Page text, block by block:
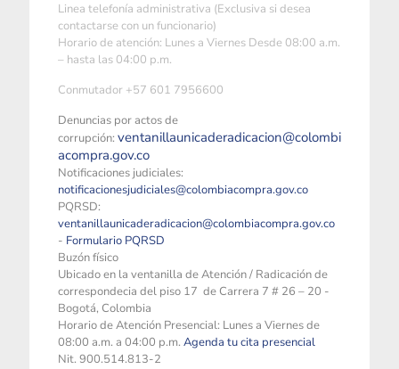
Linea telefonía administrativa (Exclusiva si desea
contactarse con un funcionario)
Horario de atención: Lunes a Viernes Desde 08:00 a.m.
– hasta las 04:00 p.m.
Conmutador +57 601 7956600
Denuncias por actos de
corrupción: ventanillaunicaderadicacion@colombi
acompra.gov.co
Notificaciones judiciales:
notificacionesjudiciales@colombiacompra.gov.co
PQRSD:
ventanillaunicaderadicacion@colombiacompra.gov.co
- Formulario PQRSD
Buzón físico
Ubicado en la ventanilla de Atención / Radicación de
correspondecia del piso 17 de Carrera 7 # 26 – 20 -
Bogotá, Colombia
Horario de Atención Presencial: Lunes a Viernes de
08:00 a.m. a 04:00 p.m. Agenda tu cita presencial
Nit. 900.514.813-2